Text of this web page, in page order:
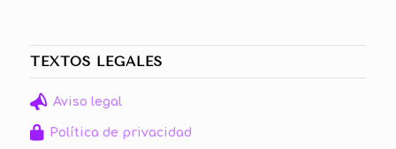
TEXTOS LEGALES
Aviso legal
Política de privacidad